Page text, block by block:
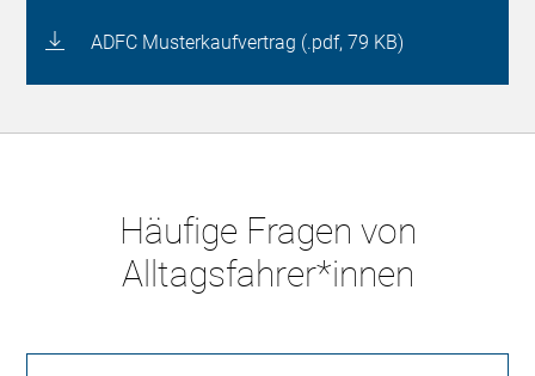
ADFC Musterkaufvertrag (.pdf, 79 KB)
Häufige Fragen von
Alltagsfahrer*innen